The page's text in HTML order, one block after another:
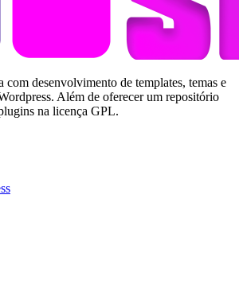
com desenvolvimento de templates, temas e
Além de oferecer um repositório
na licença GPL.